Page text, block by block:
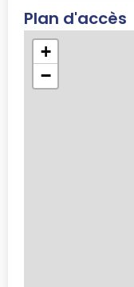
Plan d'accès
+
−